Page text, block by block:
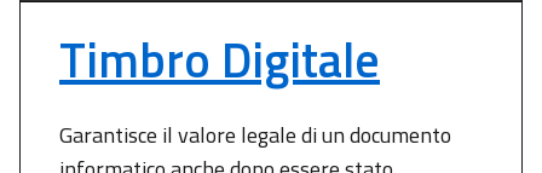
Timbro Digitale
Garantisce il valore legale di un documento